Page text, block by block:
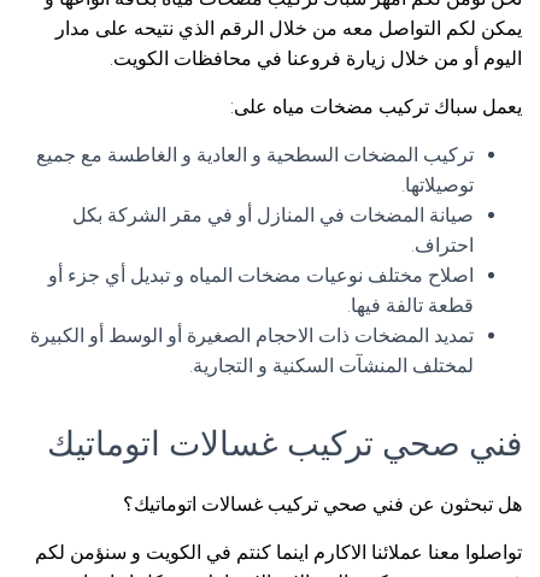
يمكن لكم التواصل معه من خلال الرقم الذي نتيحه على مدار
اليوم أو من خلال زيارة فروعنا في محافظات الكويت.
يعمل سباك تركيب مضخات مياه على:
تركيب المضخات السطحية و العادية و الغاطسة مع جميع
توصيلاتها.
صيانة المضخات في المنازل أو في مقر الشركة بكل
احتراف.
اصلاح مختلف نوعيات مضخات المياه و تبديل أي جزء أو
قطعة تالفة فيها.
تمديد المضخات ذات الاحجام الصغيرة أو الوسط أو الكبيرة
لمختلف المنشآت السكنية و التجارية.
فني صحي تركيب غسالات اتوماتيك
هل تبحثون عن فني صحي تركيب غسالات اتوماتيك؟
تواصلوا معنا عملائنا الاكارم اينما كنتم في الكويت و سنؤمن لكم